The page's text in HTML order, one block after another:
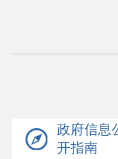
政府信息
开指南